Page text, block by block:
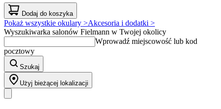
Dodaj do koszyka
Pokaż wszystkie okulary >Akcesoria i dodatki >
Wyszukiwarka salonów Fielmann w Twojej okolicy
Wprowadź miejscowość lub kod
pocztowy
Szukaj
Użyj bieżącej lokalizacji